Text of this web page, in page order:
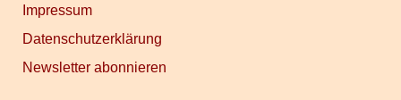
Impressum
Datenschutzerklärung
Newsletter abonnieren